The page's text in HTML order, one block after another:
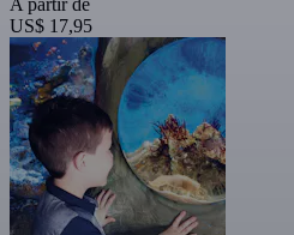
A partir de
US$ 17,95